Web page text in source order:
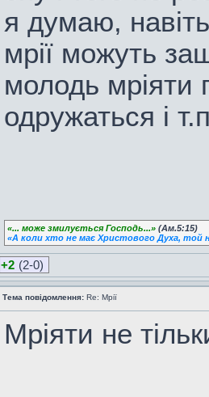
я думаю,
мрії можуть
молодь мріяти
одружаться і
«... може змилується Господь...» (Ам.5:15)
«А коли хто не має Христового Духа, той
+2 (2-0)
Тема повідомлення: Re: Мрії
Мріяти не